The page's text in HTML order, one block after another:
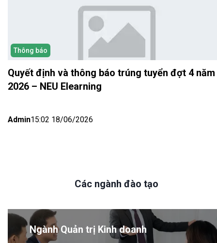
Thông báo
Quyết định và thông báo trúng tuyển đợt 4 năm
2026 – NEU Elearning
Admin15:02 18/06/2026
Các ngành đào tạo
Ngành Quản trị Kinh doanh